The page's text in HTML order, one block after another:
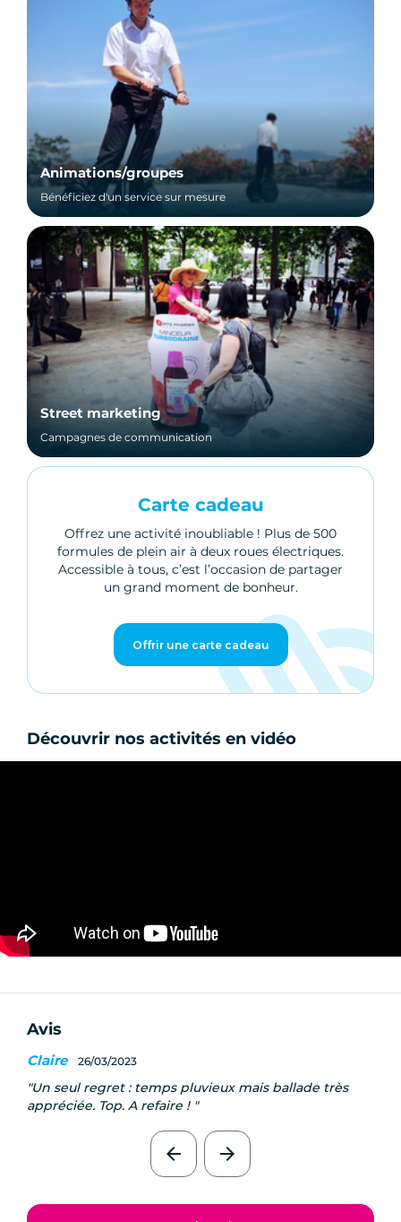
Animations/groupes
Bénéficiez d'un service sur mesure
Street marketing
Campagnes de communication
Carte cadeau
Offrez une activité inoubliable ! Plus de 500
formules de plein air à deux roues électriques.
Accessible à tous, c’est l’occasion de partager
un grand moment de bonheur.
Offrir une carte cadeau
Découvrir nos activités en vidéo
Avis
Claire 26/03/2023
Un seul regret : temps pluvieux mais ballade très
appréciée. Top. A refaire !
arrow_back arrow_forward